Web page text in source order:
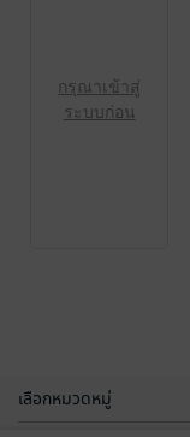
กรุณาเข้าสู่
ระบบก่อน
เลือกหมวดหมู่